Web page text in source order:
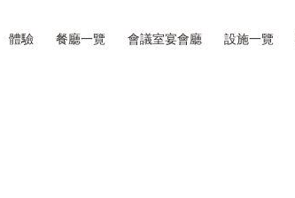
體驗 餐廳一覽 會議室宴會廳 設施一覽